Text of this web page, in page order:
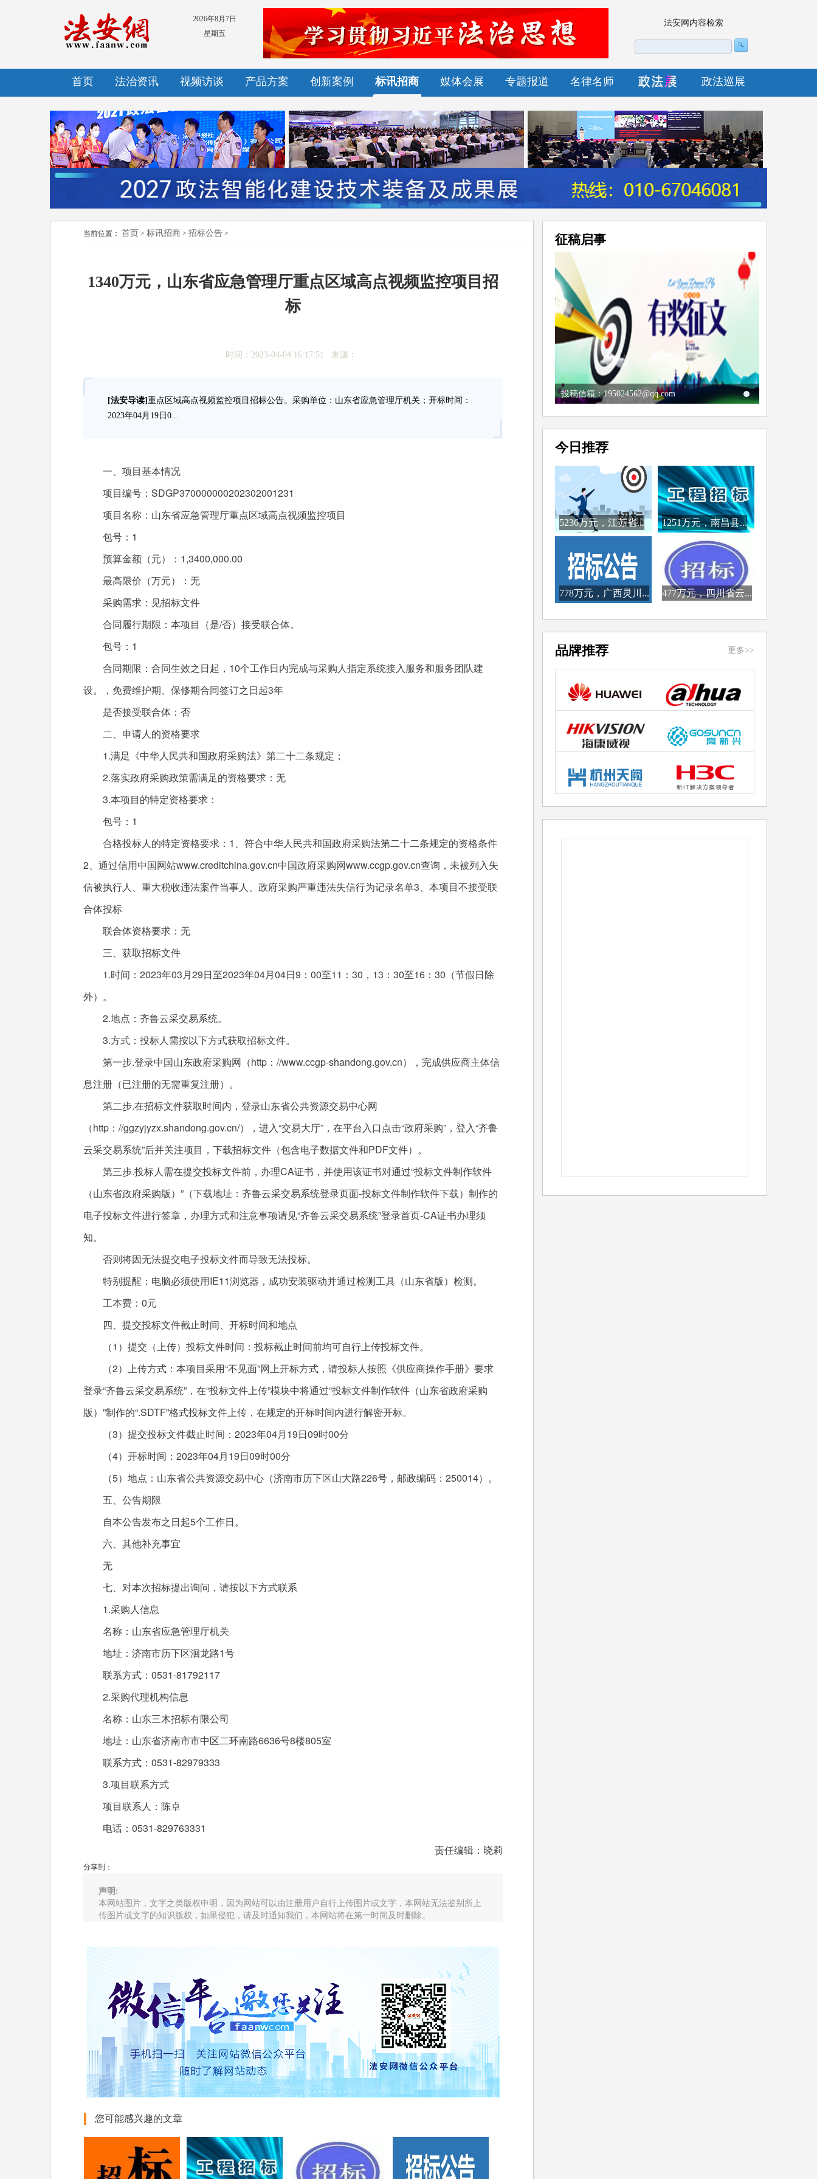
2026年8月7日
星期五
法安网内容检索
首页 法治资讯 视频访谈 产品方案 创新案例 标讯招商 媒体会展 专题报道 名律名师 政法巡展
当前位置： 首页 > 标讯招商 > 招标公告 >
1340万元，山东省应急管理厅重点区域高点视频监控项目招
标
时间：2023-04-04 16:17:51 来源：
[法安导读] 重点区域高点视频监控项目招标公告。采购单位：山东省应急管理厅机关；开标时间：
2023年04月19日0...
一、项目基本情况
项目编号：SDGP370000000202302001231
项目名称：山东省应急管理厅重点区域高点视频监控项目
包号：1
预算金额（元）：1,3400,000.00
最高限价（万元）：无
采购需求：见招标文件
合同履行期限：本项目（是/否）接受联合体。
包号：1
合同期限：合同生效之日起，10个工作日内完成与采购人指定系统接入服务和服务团队建
设。，免费维护期、保修期合同签订之日起3年
是否接受联合体：否
二、申请人的资格要求
1.满足《中华人民共和国政府采购法》第二十二条规定；
2.落实政府采购政策需满足的资格要求：无
3.本项目的特定资格要求：
包号：1
合格投标人的特定资格要求：1、符合中华人民共和国政府采购法第二十二条规定的资格条件
2、通过信用中国网站www.creditchina.gov.cn中国政府采购网www.ccgp.gov.cn查询，未被列入失
信被执行人、重大税收违法案件当事人、政府采购严重违法失信行为记录名单3、本项目不接受联
合体投标
联合体资格要求：无
三、获取招标文件
1.时间：2023年03月29日至2023年04月04日9：00至11：30，13：30至16：30（节假日除
外）。
2.地点：齐鲁云采交易系统。
3.方式：投标人需按以下方式获取招标文件。
第一步.登录中国山东政府采购网（http：//www.ccgp-shandong.gov.cn），完成供应商主体信
息注册（已注册的无需重复注册）。
第二步.在招标文件获取时间内，登录山东省公共资源交易中心网
（http：//ggzyjyzx.shandong.gov.cn/），进入“交易大厅”，在平台入口点击“政府采购”，登入“齐鲁
云采交易系统”后并关注项目，下载招标文件（包含电子数据文件和PDF文件）。
第三步.投标人需在提交投标文件前，办理CA证书，并使用该证书对通过“投标文件制作软件
（山东省政府采购版）”（下载地址：齐鲁云采交易系统登录页面-投标文件制作软件下载）制作的
电子投标文件进行签章，办理方式和注意事项请见“齐鲁云采交易系统”登录首页-CA证书办理须
知。
否则将因无法提交电子投标文件而导致无法投标。
特别提醒：电脑必须使用IE11浏览器，成功安装驱动并通过检测工具（山东省版）检测。
工本费：0元
四、提交投标文件截止时间、开标时间和地点
（1）提交（上传）投标文件时间：投标截止时间前均可自行上传投标文件。
（2）上传方式：本项目采用“不见面”网上开标方式，请投标人按照《供应商操作手册》要求
登录“齐鲁云采交易系统”，在“投标文件上传”模块中将通过“投标文件制作软件（山东省政府采购
版）”制作的“.SDTF”格式投标文件上传，在规定的开标时间内进行解密开标。
（3）提交投标文件截止时间：2023年04月19日09时00分
（4）开标时间：2023年04月19日09时00分
（5）地点：山东省公共资源交易中心（济南市历下区山大路226号，邮政编码：250014）。
五、公告期限
自本公告发布之日起5个工作日。
六、其他补充事宜
无
七、对本次招标提出询问，请按以下方式联系
1.采购人信息
名称：山东省应急管理厅机关
地址：济南市历下区洄龙路1号
联系方式：0531-81792117
2.采购代理机构信息
名称：山东三木招标有限公司
地址：山东省济南市市中区二环南路6636号8楼805室
联系方式：0531-82979333
3.项目联系方式
项目联系人：陈卓
电话：0531-829763331
责任编辑：晓莉
分享到：
声明:
本网站图片，文字之类版权申明，因为网站可以由注册用户自行上传图片或文字，本网站无法鉴别所上
传图片或文字的知识版权，如果侵犯，请及时通知我们，本网站将在第一时间及时删除。
您可能感兴趣的文章
征稿启事
投稿信箱：195024562@qq.com
今日推荐
5236万元，江苏省... 1251万元，南昌县...
778万元，广西灵川... 477万元，四川省云...
品牌推荐 更多>>